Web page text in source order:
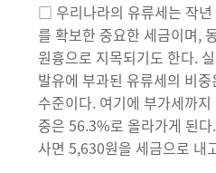
□ 우리나라의 유류세는 작
를 확보한 중요한 세금이며,
원흉으로 지목되기도 한다.
발유에 부과된 유류세의 비
수준이다. 여기에 부가세까
중은 56.3%로 올라가게 된
사면 5,630원을 세금으로 내